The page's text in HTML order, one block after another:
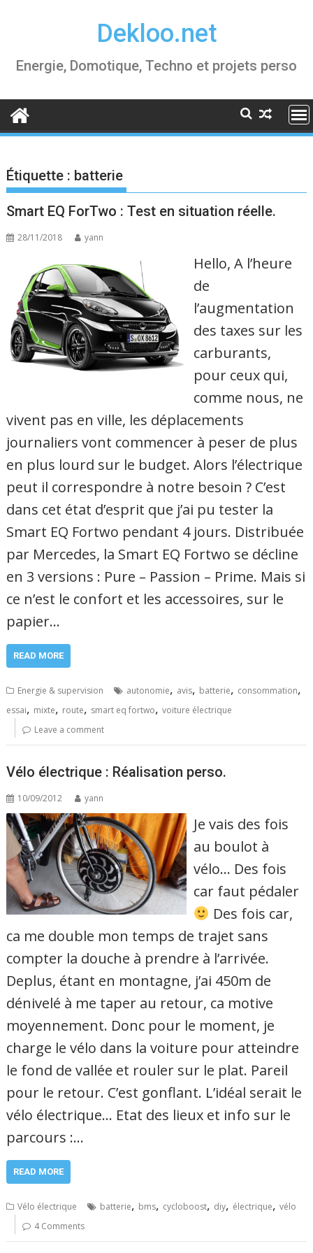
Dekloo.net
Energie, Domotique, Techno et projets perso
Étiquette : batterie
Smart EQ ForTwo : Test en situation réelle.
28/11/2018 yann
Hello, A l’heure
de
l’augmentation
des taxes sur les
carburants,
pour ceux qui,
comme nous, ne
vivent pas en ville, les déplacements
journaliers vont commencer à peser de plus
en plus lourd sur le budget. Alors l’électrique
peut il correspondre à notre besoin ? C’est
dans cet état d’esprit que j’ai pu tester la
Smart EQ Fortwo pendant 4 jours. Distribuée
par Mercedes, la Smart EQ Fortwo se décline
en 3 versions : Pure – Passion – Prime. Mais si
ce n’est le confort et les accessoires, sur le
papier…
READ MORE
Energie & supervision autonomie, avis, batterie, consommation,
essai, mixte, route, smart eq fortwo,voiture électrique
Leave a comment
Vélo électrique : Réalisation perso.
10/09/2012 yann
Je vais des fois
au boulot à
vélo… Des fois
car faut pédaler
Des fois car,
ca me double mon temps de trajet sans
compter la douche à prendre à l’arrivée.
Deplus, étant en montagne, j’ai 450m de
dénivelé à me taper au retour, ca motive
moyennement. Donc pour le moment, je
charge le vélo dans la voiture pour atteindre
le fond de vallée et rouler sur le plat. Pareil
pour le retour. C’est gonflant. L’idéal serait le
vélo électrique… Etat des lieux et info sur le
parcours :…
READ MORE
Vélo électrique batterie, bms, cycloboost, diy, électrique,vélo
4 Comments